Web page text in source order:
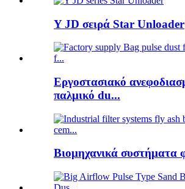
Y JD σειρά Star Unloader
Εργοστασιακό
παλμικό du...
Βιομηχανικά συστήματα